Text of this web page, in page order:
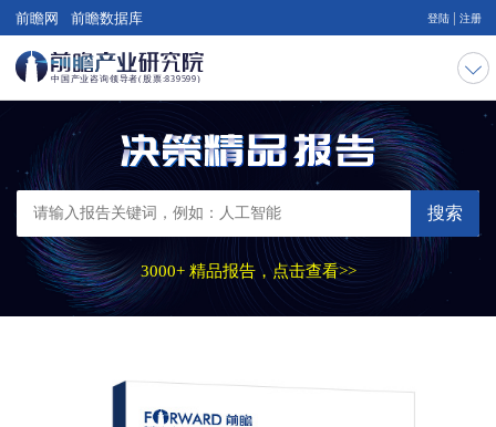
前瞻网 前瞻数据库 登陆 注册
搜索
3000+ 精品报告，点击查看>>